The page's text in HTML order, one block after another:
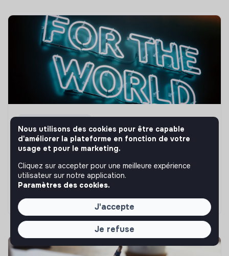
Top 100 des métiers qui recrutent en 2024
bouché ? Que neni ! On t'a préparé un petit guide des
métiers qui recrutent en 2024 pour t'engager pour une
cause qui te tient à coeur.
Marianne Roussel•17 juin 2024
Nous utilisons des cookies pour être capable
d'améliorer la plateforme en fonction de votre
usage et pour le marketing.
Cliquez sur accepter pour une meilleure expérience
utilisateur sur notre application.
Paramètres des cookies.
J'accepte
Je refuse